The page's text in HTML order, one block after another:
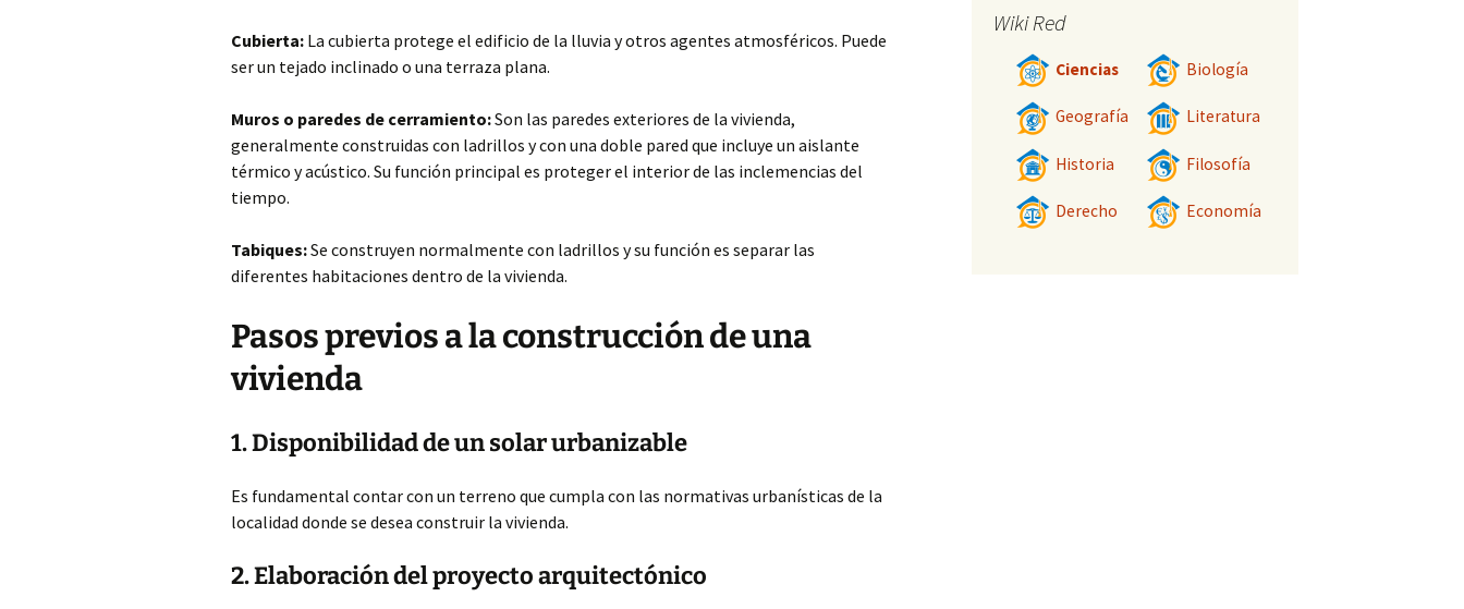
Cubierta: La cubierta protege el edificio de la lluvia y otros agentes atmosféricos. Puede
ser un tejado inclinado o una terraza plana.
Muros o paredes de cerramiento:Son las paredes exteriores de la vivienda,
generalmente construidas con ladrillos y con una doble pared que incluye un aislante
térmico y acústico. Su función principal es proteger el interior de las inclemencias del
tiempo.
Tabiques:Se construyen normalmente con ladrillos y su función es separar las
diferentes habitaciones dentro de la vivienda.
Pasos previos a la construcción de una
vivienda
1. Disponibilidad de un solar urbanizable
Es fundamental contar con un terreno que cumpla con las normativas urbanísticas de la
localidad donde se desea construir la vivienda.
2. Elaboración del proyecto arquitectónico
Wiki Red
Ciencias Biología
Geografía Literatura
Historia Filosofía
Derecho Economía